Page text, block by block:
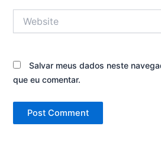
Salvar meus dados neste
que eu comentar.